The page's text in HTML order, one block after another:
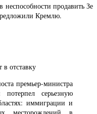
продавить Зе
Кремлю.
отставку
премьер-министра
серьезную
иммиграции и